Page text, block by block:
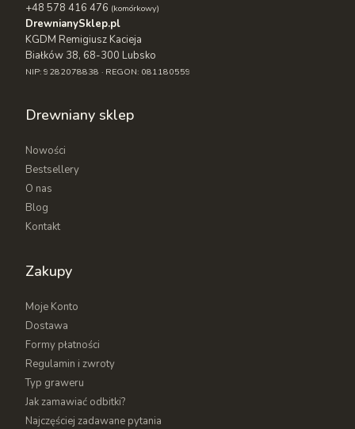
+48 578 416 476 (komórkowy)
DrewnianySklep.pl
KGDM Remigiusz Kacieja
Białków 38, 68-300 Lubsko
NIP: 9282078838 · REGON: 081180559
Drewniany sklep
Nowości
Bestsellery
O nas
Blog
Kontakt
Zakupy
Moje Konto
Dostawa
Formy płatności
Regulamin i zwroty
Typ graweru
Jak zamawiać odbitki?
Najczęściej zadawane pytania